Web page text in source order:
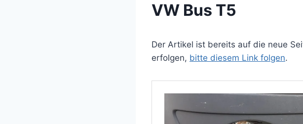
VW Bus T5
Der Artikel ist bereits auf die neue
erfolgen, bitte diesem Link folgen.